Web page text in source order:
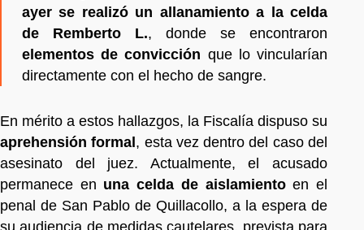
ayer se realizó un allanamiento a la celda
de Remberto L., donde se encontraron
elementos de convicción que lo vincularían
directamente con el hecho de sangre.
En mérito a estos hallazgos, la Fiscalía dispuso su
aprehensión formal, esta vez dentro del caso del
asesinato del juez. Actualmente, el acusado
permanece en una celda de aislamientoen el
penal de San Pablo de Quillacollo, a la espera de
su audiencia de medidas cautelares, prevista para